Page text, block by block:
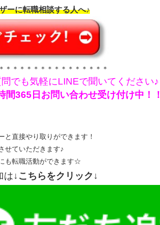
ーに転職相談する人へ♪
＊＊＊＊＊＊＊＊＊＊＊＊＊＊＊
でも気軽にLINEで聞いてください♪
間365日お問い合わせ受け付け中！！
と直接やり取りができます！
せていただきます♪
も転職活動ができます☆
は↓こちらをクリック↓